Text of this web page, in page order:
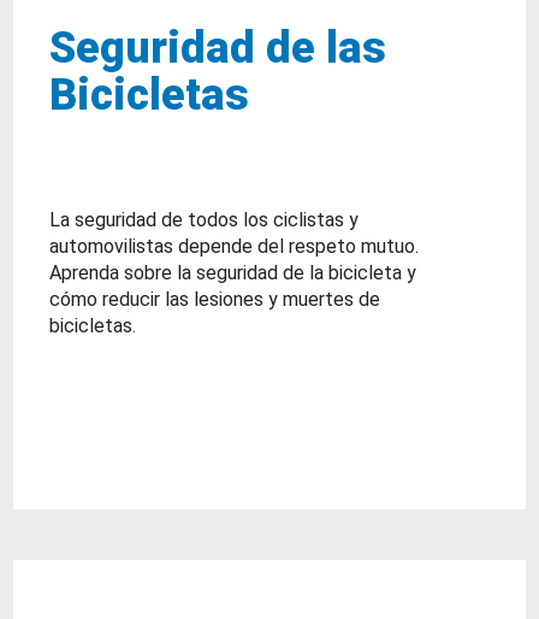
Seguridad de las
Bicicletas
La seguridad de todos los ciclistas y
automovilistas depende del respeto mutuo.
Aprenda sobre la seguridad de la bicicleta y
cómo reducir las lesiones y muertes de
bicicletas.